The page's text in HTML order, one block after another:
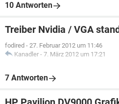
10 Antworten
Treiber Nvidia / VGA
fodired - 27. Februar 2012 um 11:46
Kanadler - 7. März 2012 um 17:21
7 Antworten